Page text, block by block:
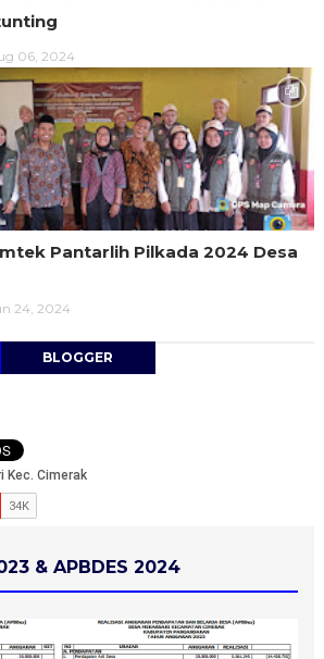
06, 2024
Pantarlih Pilkada 2024 Desa
24, 2024
BLOGGER
& APBDES 2024